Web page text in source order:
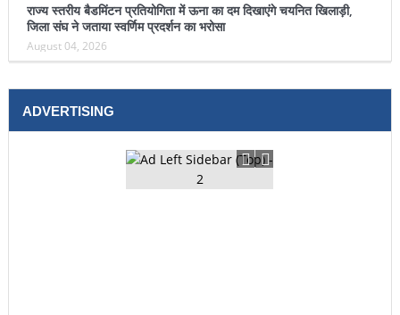
राज्य स्तरीय बैडमिंटन प्रतियोगिता में ऊना का दम दिखाएंगे चयनित खिलाड़ी,
जिला संघ ने जताया स्वर्णिम प्रदर्शन का भरोसा
August 04, 2026
ADVERTISING